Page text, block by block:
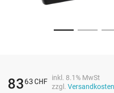
8363CHF
inkl. 8.1% MwSt
zzgl. Versandkosten